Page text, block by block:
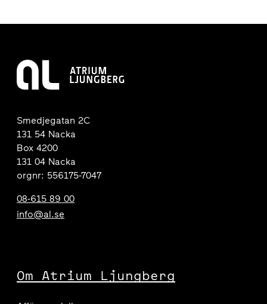
Smedjegatan 2C
131 54 Nacka
Box 4200
131 04 Nacka
orgnr: 556175-7047
08-615 89 00
info@al.se
Om Atrium Ljungberg